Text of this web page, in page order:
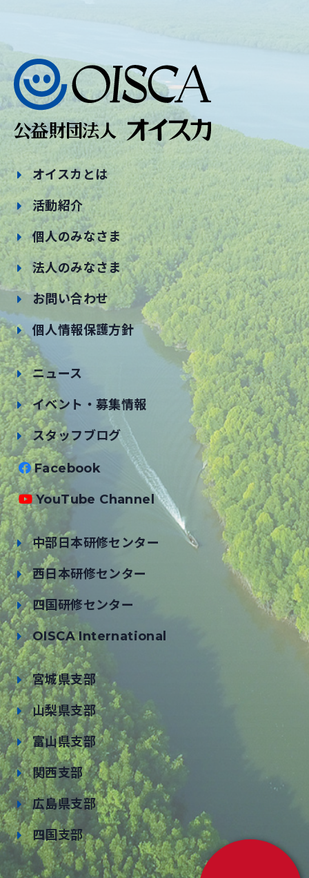
オイスカとは
活動紹介
個人のみなさま
法人のみなさま
お問い合わせ
個人情報保護方針
ニュース
イベント・募集情報
スタッフブログ
Facebook
YouTube Channel
中部日本研修センター
西日本研修センター
四国研修センター
OISCA International
宮城県支部
山梨県支部
富山県支部
関西支部
広島県支部
四国支部